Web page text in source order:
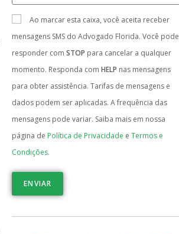
Ao marcar esta caixa, você aceita receber
mensagens SMS do Advogado Florida. Você pode
responder comSTOP para cancelar a qualquer
momento. Responda comHELP nas mensagens
para obter assistência. Tarifas de mensagens e
dados podem ser aplicadas. A frequência das
mensagens pode variar. Saiba mais em nossa
página de Política de Privacidade eTermos e
Condições.
ENVIAR